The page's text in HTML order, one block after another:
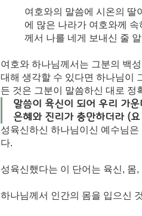
여호와의 말씀에 시온의 딸
에 많은 나라가 여호와께
께서 나를 네게 보내신 줄
여호와 하나님께서는 그분의 백
대해 생각할 수 있다면 하나님이
든 것은 그분이 말씀하신 대로 정
말씀이 육신이 되어 우리 가
은혜와 진리가 충만하더라 (
성육신하신 하나님이신 예수님
다.
성육신했다는 이 단어는 육신, 몸
하나님께서 인간의 몸을 입으신